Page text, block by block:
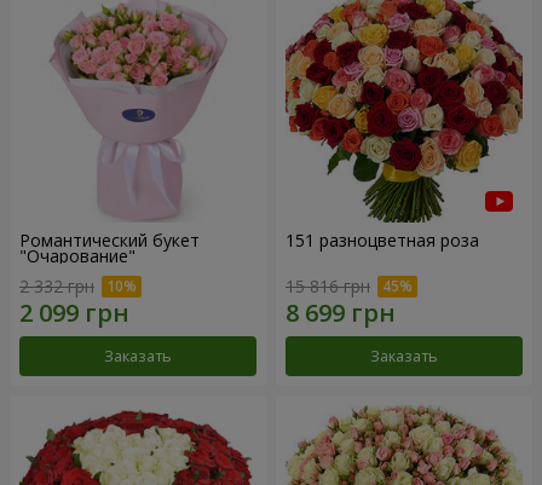
Романтический букет
"Очарование"
2 332 грн
Заказать
151 разноцветная роза
15 816 грн
Заказать